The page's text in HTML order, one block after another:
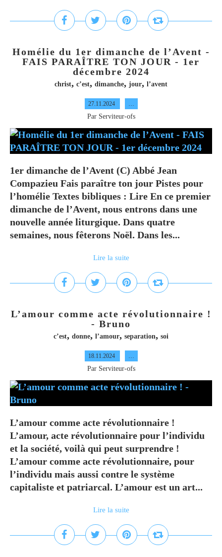
Homélie du 1er dimanche de l’Avent -
FAIS PARAÎTRE TON JOUR - 1er
décembre 2024
christ, c’est, dimanche, jour, l’avent
27.11.2024 …
Par Serviteur-ofs
1er dimanche de l’Avent (C) Abbé Jean
Compazieu Fais paraître ton jour Pistes pour
l’homélie Textes bibliques : Lire En ce premier
dimanche de l’Avent, nous entrons dans une
nouvelle année liturgique. Dans quatre
semaines, nous fêterons Noël. Dans les...
Lire la suite
L’amour comme acte révolutionnaire !
- Bruno
c’est, donne, l’amour, separation, soi
18.11.2024 …
Par Serviteur-ofs
L’amour comme acte révolutionnaire !
L’amour, acte révolutionnaire pour l’individu
et la société, voilà qui peut surprendre !
L’amour comme acte révolutionnaire, pour
l’individu mais aussi contre le système
capitaliste et patriarcal. L’amour est un art...
Lire la suite